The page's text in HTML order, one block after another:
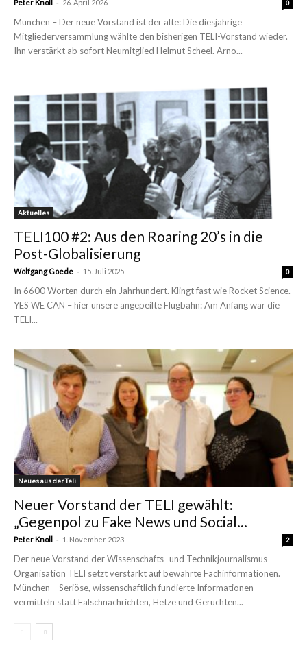
Peter Knoll - 26. April 2026 0
München – Der neue Vorstand ist der alte: Die diesjährige
Mitgliederversammlung wählte den bisherigen TELI-Vorstand wieder.
Ihn verstärkt ab sofort Neumitglied Helmut Scheel. Arno...
Aktuelles
TELI100 #2: Aus den Roaring 20’s in die
Post-Globalisierung
Wolfgang Goede - 15. Juli 2025 0
In 6600 Worten durch ein Jahrhundert. Klingt fast wie Rocket Science.
YES WE CAN – hier unsere angepeilte Flugbahn: Am Anfang war die
TELI...
Neues aus der Teli
Neuer Vorstand der TELI gewählt:
„Gegenpol zu Fake News und Social...
Peter Knoll - 1. November 2023 2
Der neue Vorstand der Wissenschafts- und Technikjournalismus-
Organisation TELI setzt verstärkt auf bewährte Fachinformationen.
München – Seriöse, wissenschaftlich fundierte Informationen
vermitteln statt Falschnachrichten, Hetze und Gerüchten...